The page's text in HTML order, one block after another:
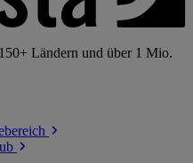
Ländern und über 1 Mio.